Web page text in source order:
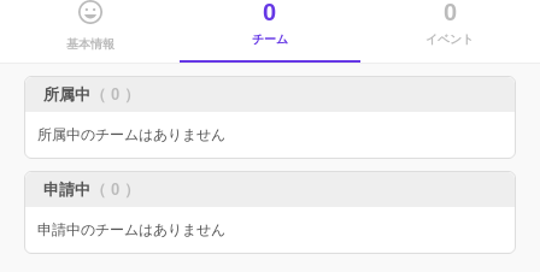
基本情報
0
チーム
0
イベント
所属中 （ 0 ）
所属中のチームはありません
申請中 （ 0 ）
申請中のチームはありません